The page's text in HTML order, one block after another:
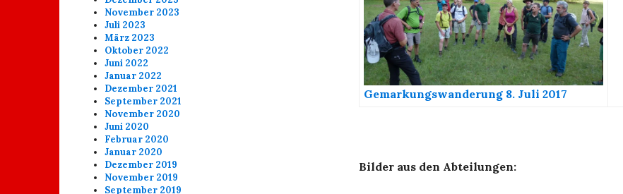
Gemarkungswanderung 8. Juli 2017
Bilder aus den Abteilungen:
November 2023
Juli 2023
März 2023
Oktober 2022
Juni 2022
Januar 2022
Dezember 2021
September 2021
November 2020
Juni 2020
Februar 2020
Januar 2020
Dezember 2019
November 2019
September 2019